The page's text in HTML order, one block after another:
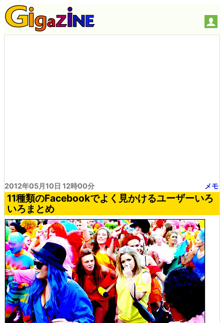
2012年05月10日 12時00分 メモ
11種類のFacebookでよく見かけるユーザーいろ
いろまとめ